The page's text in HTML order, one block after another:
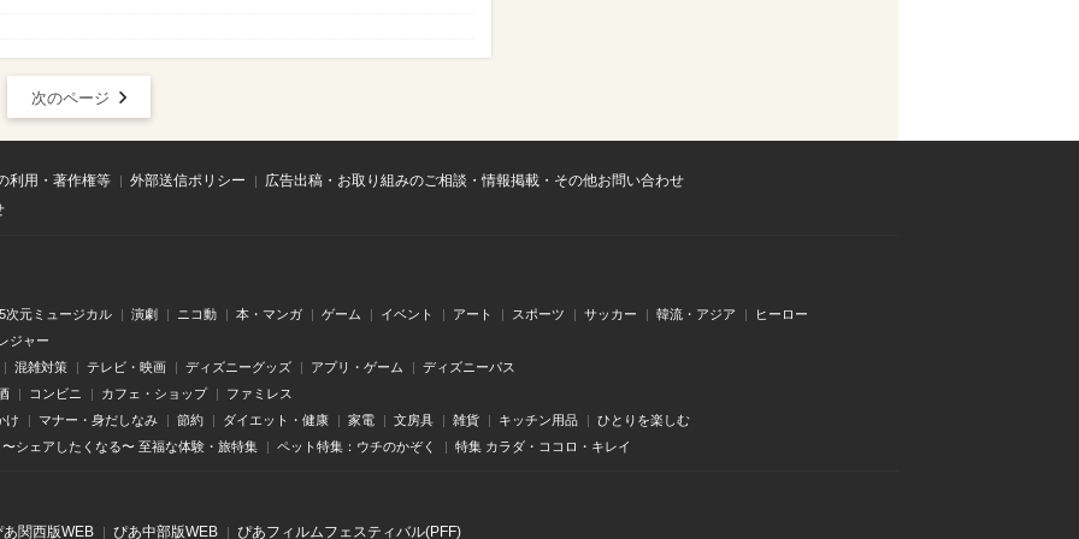
次のページ
利用・著作権等 外部送信ポリシー
広告出稿・お取り組みのご相談・情報掲載・その他お問い合わせ
次元ミュージカル 演劇 ニコ動 本・マンガ ゲーム イベント アート スポーツ サッカー 韓流・アジア
ヒーロー
ジャー
混雑対策
テレビ・映画 ディズニーグッズ アプリ・ゲーム
ディズニーパス
コンビニ カフェ・ショップ
ファミレス
け
マナー・身だしなみ 節約 ダイエット・健康 家電 文房具 雑貨 キッチン用品
ひとりを楽しむ
〜シェアしたくなる〜 至福な体験・旅特集
ペット特集：ウチのかぞく 特集 カラダ・ココロ・キレイ
あ関⻄版WEB ぴあ中部版WEB ぴあフィルムフェスティバル(PFF)